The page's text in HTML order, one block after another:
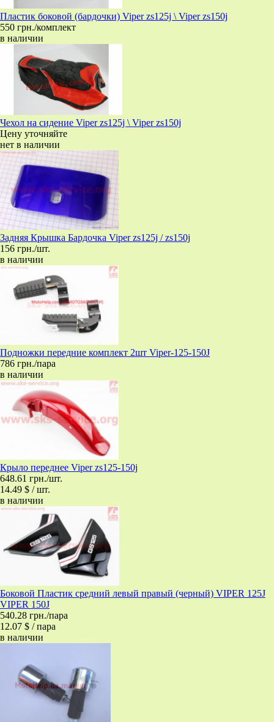
Пластик боковой (бардочки) Viper zs125j \ Viper zs150j
550 грн./комплект
в наличии
Чехол на сидение Viper zs125j \ Viper zs150j
Цену уточняйте
нет в наличии
Задняя Крышка Бардочка Viper zs125j / zs150j
156 грн./шт.
в наличии
Подножки передние комплект 2шт Viper-125-150J
786 грн./пара
в наличии
Крыло переднее Viper zs125-150j
648.61 грн./шт.
14.49 $ / шт.
в наличии
Боковой Пластик средний левый правый (черный) VIPER 125J
VIPER 150J
540.28 грн./пара
12.07 $ / пара
в наличии